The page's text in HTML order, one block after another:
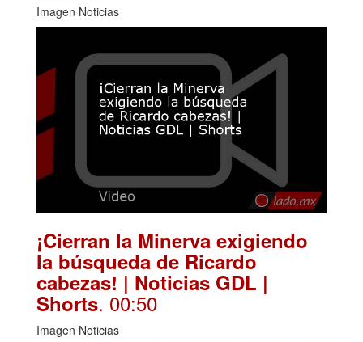
Imagen Noticias
¡Cierran la Minerva exigiendo
la búsqueda de Ricardo
cabezas! | Noticias GDL |
Shorts. 00:50
Imagen Noticias